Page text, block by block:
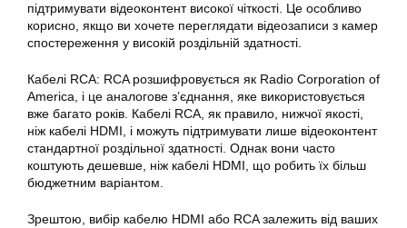
підтримувати відеоконтент високої чіткості. Це особливо
корисно, якщо ви хочете переглядати відеозаписи з камер
спостереження у високій роздільній здатності.
Кабелі RCA: RCA розшифровується як Radio Corporation of
America, і це аналогове з’єднання, яке використовується
вже багато років. Кабелі RCA, як правило, нижчої якості,
ніж кабелі HDMI, і можуть підтримувати лише відеоконтент
стандартної роздільної здатності. Однак вони часто
коштують дешевше, ніж кабелі HDMI, що робить їх більш
бюджетним варіантом.
Зрештою, вибір кабелю HDMI або RCA залежить від ваших